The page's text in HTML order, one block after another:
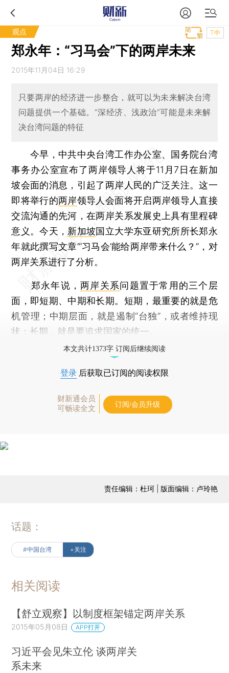
观点 T中
郑永年：“习马会”下的两岸未来
2015年11月04日 16:29
只要两岸的经济进一步整合，就可以为未来解决台湾
问题提供一个基础。“深经济、浅政治”可能是未来解
决台湾问题的特征
今早，中共中央台湾工作办公室、国务院台湾
事务办公室宣布了两岸领导人将于11月7日在新加
坡会面的消息，引起了两岸人民的广泛关注。这一
即将举行的两岸领导人会面将开启两岸领导人直接
交流沟通的先河，在两岸关系发展史上具有里程碑
意义。今天， 新加坡国立大学东亚研究所所长郑永
年就此撰写文章“‘习马会’能给两岸带来什么？”，对
两岸关系进行了分析。
郑永年说，两岸关系问题置于常用的三个层
面，即短期、中期和长期。短期，最重要的就是危
机管理；中期层面，就是遏制“台独”，或者维持现
状；长期，就是要追求国家的统一。
本文共计1373字 订阅后继续阅读
登录 后获取已订阅的阅读权限
财新通会员
可畅读全文
订阅/会员升级
责任编辑：杜珂 | 版面编辑：卢玲艳
话题：
#中国台湾 +关注
相关阅读
【舒立观察】以制度框架锚定两岸关系
2015年05月08日 APP打开
习近平会见朱立伦 谈两岸关
系未来